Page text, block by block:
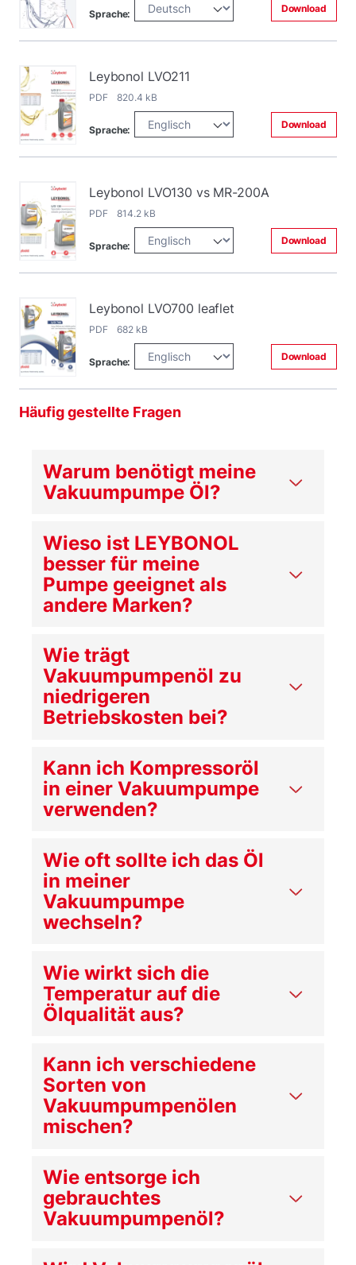
Sprache: Download
Leybonol LVO211
PDF 820.4 kB
Sprache: Download
Leybonol LVO130 vs MR-200A
PDF 814.2 kB
Sprache: Download
Leybonol LVO700 leaflet
PDF 682 kB
Sprache: Download
Häufig gestellte Fragen
Warum benötigt meine
Vakuumpumpe Öl?
Wieso ist LEYBONOL
besser für meine
Pumpe geeignet als
andere Marken?
Wie trägt
Vakuumpumpenöl zu
niedrigeren
Betriebskosten bei?
Kann ich Kompressoröl
in einer Vakuumpumpe
verwenden?
Wie oft sollte ich das Öl
in meiner
Vakuumpumpe
wechseln?
Wie wirkt sich die
Temperatur auf die
Ölqualität aus?
Kann ich verschiedene
Sorten von
Vakuumpumpenölen
mischen?
Wie entsorge ich
gebrauchtes
Vakuumpumpenöl?